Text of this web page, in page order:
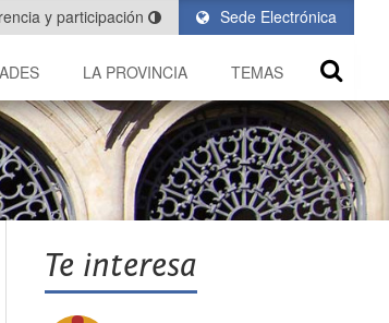
Sede Electrónica
y participación
LA PROVINCIA TEMAS
Te interesa